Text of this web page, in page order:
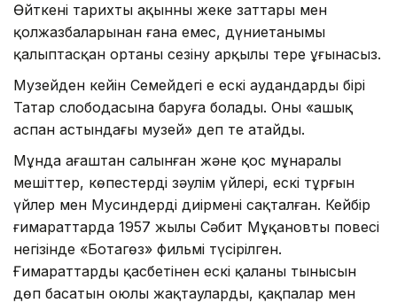
Өйткені тарихты ақынның жеке заттары мен
қолжазбаларынан ғана емес, дүниетанымы
қалыптасқан ортаны сезіну арқылы терең ұғынасыз.
Музейден кейін Семейдегі ең ескі аудандардың бірі
Татар слободасына баруға болады. Оны «ашық
аспан астындағы музей» деп те атайды.
Мұнда ағаштан салынған және қос мұнаралы
мешіттер, көпестердің зәулім үйлері, ескі тұрғын
үйлер мен Мусиндердің диірмені сақталған. Кейбір
ғимараттарда 1957 жылы Сәбит Мұқановтың повесі
негізінде «Ботагөз» фильмі түсірілген.
Ғимараттардың қасбетінен ескі қаланың тынысын
дөп басатын оюлы жақтауларды, қақпалар мен